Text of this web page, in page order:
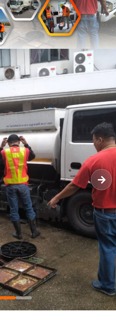
ง - หจก.ยิ่งยศ
ริการรับดูดส้วม
ท่อระบายน้ำ ใน
ใบกำจัด ทิ้งสิ่ง
มาย
ไขท่อตันทุกชนิด​ ลอกท่อระบายน้ำ​
ทบุรี รถบรรทุกเฉพาะกิจ​ (กำจัดสิ่ง
ก็บขน​ [..]
แชท LINE ติดต่อเรา